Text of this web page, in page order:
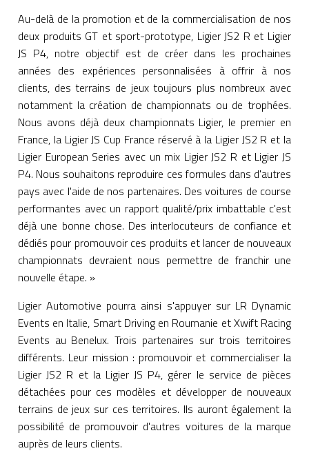
Au-delà de la promotion et de la commercialisation de nos
deux produits GT et sport-prototype, Ligier JS2 R et Ligier
JS P4, notre objectif est de créer dans les prochaines
années des expériences personnalisées à offrir à nos
clients, des terrains de jeux toujours plus nombreux avec
notamment la création de championnats ou de trophées.
Nous avons déjà deux championnats Ligier, le premier en
France, la Ligier JS Cup France réservé à la Ligier JS2 R et la
Ligier European Series avec un mix Ligier JS2 R et Ligier JS
P4. Nous souhaitons reproduire ces formules dans d'autres
pays avec l'aide de nos partenaires. Des voitures de course
performantes avec un rapport qualité/prix imbattable c'est
déjà une bonne chose. Des interlocuteurs de confiance et
dédiés pour promouvoir ces produits et lancer de nouveaux
championnats devraient nous permettre de franchir une
nouvelle étape. »
Ligier Automotive pourra ainsi s'appuyer sur LR Dynamic
Events en Italie, Smart Driving en Roumanie et Xwift Racing
Events au Benelux. Trois partenaires sur trois territoires
différents. Leur mission : promouvoir et commercialiser la
Ligier JS2 R et la Ligier JS P4, gérer le service de pièces
détachées pour ces modèles et développer de nouveaux
terrains de jeux sur ces territoires. Ils auront également la
possibilité de promouvoir d'autres voitures de la marque
auprès de leurs clients.